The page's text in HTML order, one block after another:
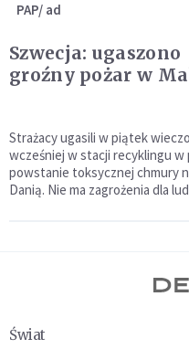
PAP/ ad
Szwecja: ugaszono
groźny pożar w
Strażacy ugasili w piątek
wcześniej w stacji recyklingu w
powstanie toksycznej chmury
Danią. Nie ma zagrożenia dla
Świat